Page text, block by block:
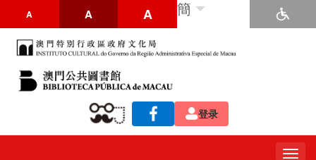
A A A 簡
登录